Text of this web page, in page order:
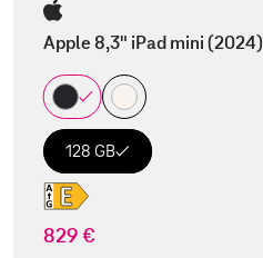
Apple 8,3" iPad mini
128 GB
829 €